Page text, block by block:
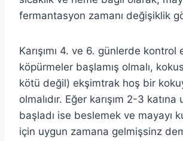
fermantasyon zamanı değişiklik
Karışımı 4. ve 6. günlerde
köpürmeler başlamış olmalı,
kötü değil) ekşimtrak hoş bir
olmalıdır. Eğer karışım 2-3 katına
başladı ise beslemek ve mayayı
için uygun zamana gelmişsinz